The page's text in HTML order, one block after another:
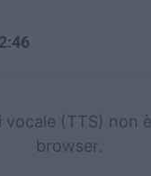
vocale (TTS) non
browser.